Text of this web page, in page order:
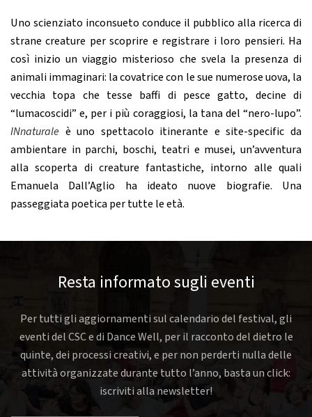
Uno scienziato inconsueto conduce il pubblico alla ricerca di
strane creature per scoprire e registrare i loro pensieri. Ha
così inizio un viaggio misterioso che svela la presenza di
animali immaginari: la covatrice con le sue numerose uova, la
vecchia topa che tesse baffi di pesce gatto, decine di
“lumacoscidi” e, per i più coraggiosi, la tana del “nero-lupo”.
INnaturale è uno spettacolo itinerante e site-specific da
ambientare in parchi, boschi, teatri e musei, un’avventura
alla scoperta di creature fantastiche, intorno alle quali
Emanuela Dall’Aglio ha ideato nuove biografie. Una
passeggiata poetica per tutte le età.
Resta informato sugli eventi
Per tutti gli aggiornamenti sul calendario del festival, gli
eventi del CSC e di Dance Well, per il racconto del dietro le
quinte, dei processi creativi, e per non perderti nulla delle
attività organizzate durante tutto l’anno, basta un click:
iscriviti alla newsletter!